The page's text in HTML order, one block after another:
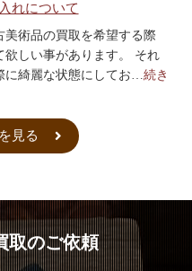
れについて
美術品の買取を希望する際
欲しい事があります。 それ
に綺麗な状態にしてお… 続き
見る
取のご依頼